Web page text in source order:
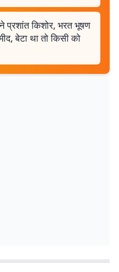
प्रशांत किशोर, भरत भूषण
बेटा था तो किसी को